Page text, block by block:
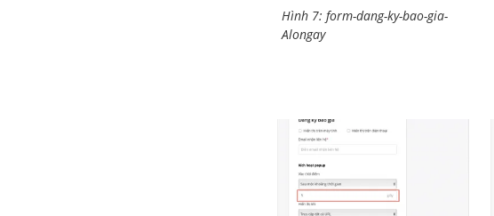
Hình 7: form-dang-ky-bao-gia-
Alongay